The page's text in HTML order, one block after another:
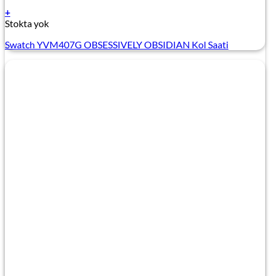
+
Stokta yok
Swatch YVM407G OBSESSIVELY OBSIDIAN Kol Saati